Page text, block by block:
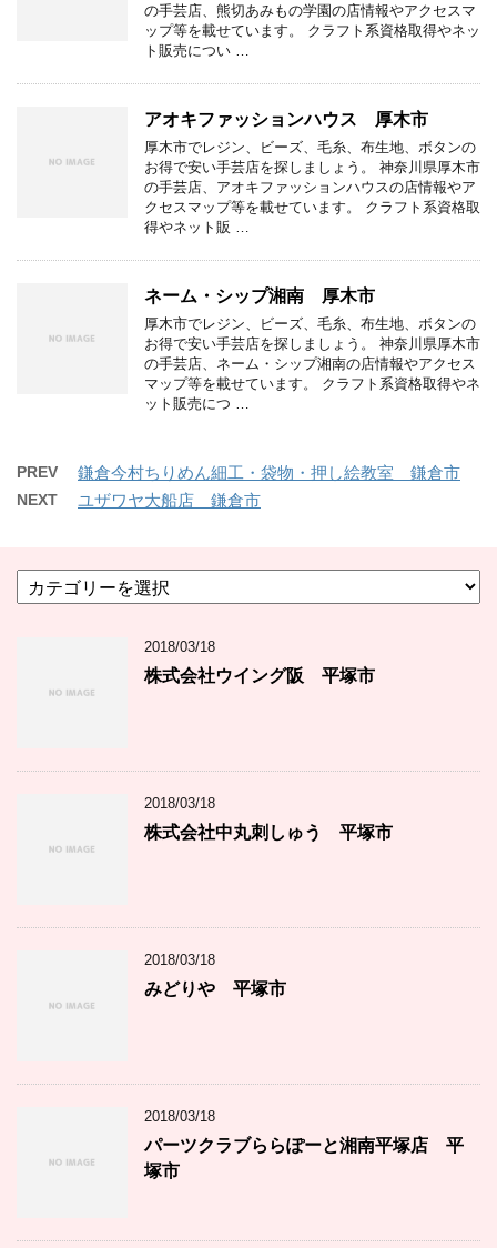
の手芸店、熊切あみもの学園の店情報やアクセスマ
ップ等を載せています。 クラフト系資格取得やネッ
ト販売につい …
アオキファッションハウス 厚木市
厚木市でレジン、ビーズ、毛糸、布生地、ボタンの
お得で安い手芸店を探しましょう。 神奈川県厚木市
の手芸店、アオキファッションハウスの店情報やア
クセスマップ等を載せています。 クラフト系資格取
得やネット販 …
ネーム・シップ湘南 厚木市
厚木市でレジン、ビーズ、毛糸、布生地、ボタンの
お得で安い手芸店を探しましょう。 神奈川県厚木市
の手芸店、ネーム・シップ湘南の店情報やアクセス
マップ等を載せています。 クラフト系資格取得やネ
ット販売につ …
PREV 鎌倉今村ちりめん細工・袋物・押し絵教室 鎌倉市
NEXT ユザワヤ大船店 鎌倉市
テ
2018/03/18
株式会社ウイング阪 平塚市
2018/03/18
株式会社中丸刺しゅう 平塚市
2018/03/18
みどりや 平塚市
2018/03/18
パーツクラブららぽーと湘南平塚店 平
塚市